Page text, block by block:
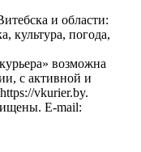
и области:
культура, погода,
возможна
с активной и
vkurier.by.
E-mail: